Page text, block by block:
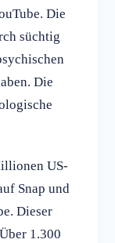
Die
süchtig
Die
US-
Snap und
Dieser
1.300